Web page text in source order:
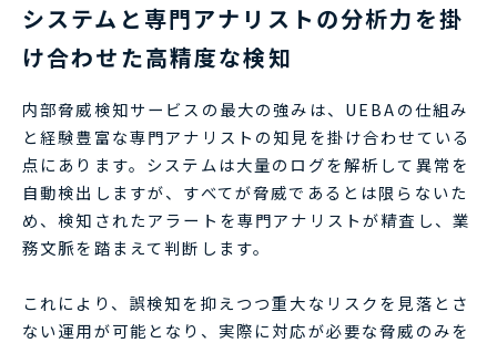
システムと専門アナリストの分析力を掛
け合わせた高精度な検知
内部脅威検知サービスの最大の強みは、UEBAの仕組み
と経験豊富な専門アナリストの知見を掛け合わせている
点にあります。システムは大量のログを解析して異常を
自動検出しますが、すべてが脅威であるとは限らないた
め、検知されたアラートを専門アナリストが精査し、業
務文脈を踏まえて判断します。
これにより、誤検知を抑えつつ重大なリスクを見落とさ
ない運用が可能となり、実際に対応が必要な脅威のみを